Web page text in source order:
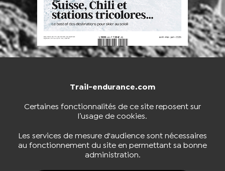
Trail-endurance.com
Certaines fonctionnalités de ce site reposent sur
l’usage de cookies.
Les services de mesure d'audience sont nécessaires
au fonctionnement du site en permettant sa bonne
administration.
NOUS CONTACTER BOUTIQUE